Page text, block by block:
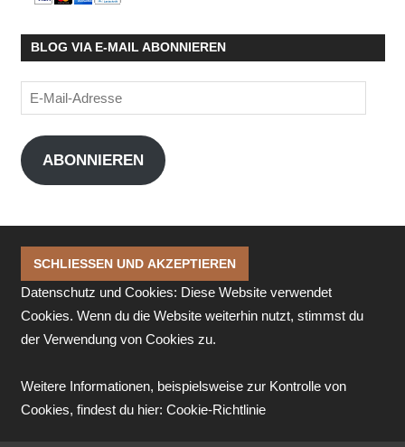
BLOG VIA E-MAIL ABONNIEREN
E-
Mail-
Adresse
ABONNIEREN
Datenschutz und Cookies: Diese Website verwendet
Cookies. Wenn du die Website weiterhin nutzt, stimmst du
der Verwendung von Cookies zu.
Weitere Informationen, beispielsweise zur Kontrolle von
Cookies, findest du hier: Cookie-Richtlinie